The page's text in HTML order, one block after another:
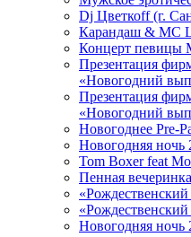
Dj Цветкоff (г.
Карандаш & МС
Концерт
Презентация
«Новогодний
Презентация
«Новогодний
Новогоднее Pre-
Новогодняя ночь
Tom Boxer feat
Пенная
«Рождественский
«Рождественский
Новогодняя ночь